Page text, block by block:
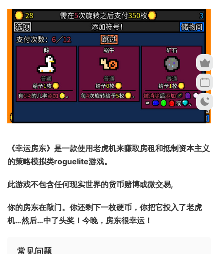
《幸运房东》是一款使用老虎机来赚取房租和抵制资本主义
的策略模拟类roguelite游戏。
此游戏不包含任何现实世界的货币赌博或微交易,
你的房东在敲门。你还剩下一枚硬币，你把它投入了老虎
机…然后…中了头奖！今晚，房东很幸运！
常见问题